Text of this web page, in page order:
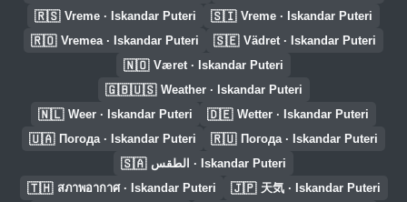
🇷🇸 Vreme · Iskandar Puteri 🇸🇮 Vreme · Iskandar Puteri
🇷🇴 Vremea · Iskandar Puteri 🇸🇪 Vädret · Iskandar Puteri
🇳🇴 Været · Iskandar Puteri
🇬🇧🇺🇸 Weather · Iskandar Puteri
🇳🇱 Weer · Iskandar Puteri 🇩🇪 Wetter · Iskandar Puteri
🇺🇦 Погода · Iskandar Puteri 🇷🇺 Погода · Iskandar Puteri
🇸🇦 الطقس · Iskandar Puteri
🇹🇭 สภาพอากาศ · Iskandar Puteri 🇯🇵 天気 · Iskandar Puteri